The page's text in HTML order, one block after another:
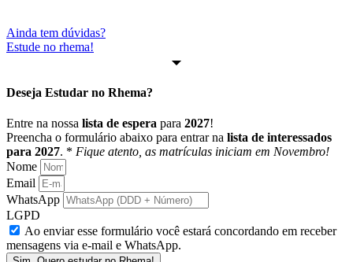
Ainda tem dúvidas?
Estude no rhema!
Deseja Estudar no Rhema?
Entre na nossa lista de espera para 2027!
Preencha o formulário abaixo para entrar na lista de interessados
para 2027. * Fique atento, as matrículas iniciam em Novembro!
Nome
Email
WhatsApp
LGPD
Ao enviar esse formulário você estará concordando em receber
mensagens via e-mail e WhatsApp.